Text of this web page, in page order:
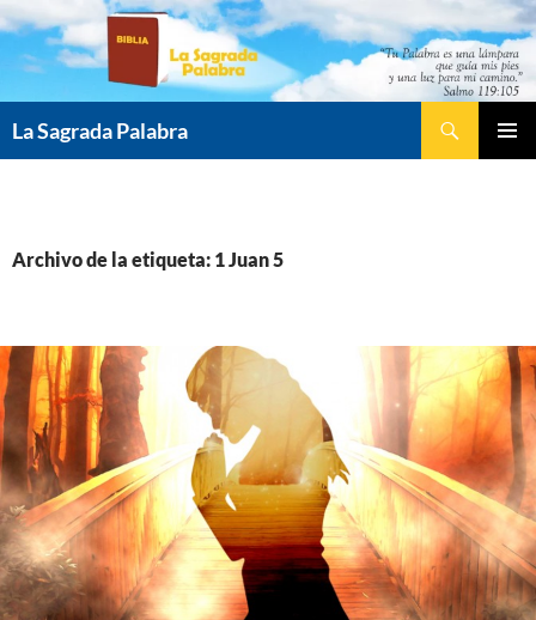
Saltar
contenido
La Sagrada Palabra
Archivo de la etiqueta: 1 Juan 5